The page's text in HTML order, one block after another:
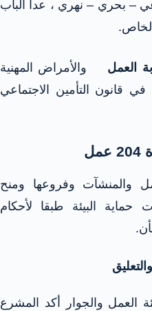
– بحري – نهري ، عدا الباب
العمل والأمراض المهنية
في قانون التأمين الاجتماعي
والمنشآت وفروعها ومنح
حماية البيئة طبقا لأحكام
العمل والجوار أكد المشرع